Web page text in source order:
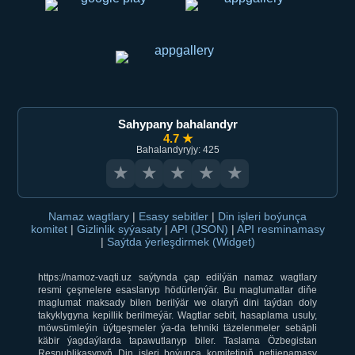
Sahypany bahalandyr
4.7 ★
Bahalandyryjy: 425
★ ★ ★ ★ ★
Namaz wagtlary | Esasy sebitler | Din işleri boýunça
komitet | Gizlinlik syýasaty | API (JSON) | API resminamasy
| Saýtda ýerleşdirmek (Widget)
https://namoz-vaqti.uz saýtynda çap edilýän namaz wagtlary
resmi çeşmelere esaslanyp hödürlenýär. Bu maglumatlar diňe
maglumat maksady bilen berilýär we olaryň dini taýdan doly
takyklygyna kepillik berilmeýär. Wagtlar sebit, hasaplama usuly,
möwsümleýin üýtgeşmeler ýa-da tehniki täzelenmeler sebäpli
käbir ýagdaýlarda tapawutlanyp biler. Taslama Özbegistan